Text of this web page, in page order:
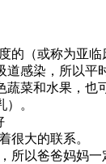
的（或称为亚
道感染，所以平
蔬菜和水果，也
。
很大的联系。
所以爸爸妈妈